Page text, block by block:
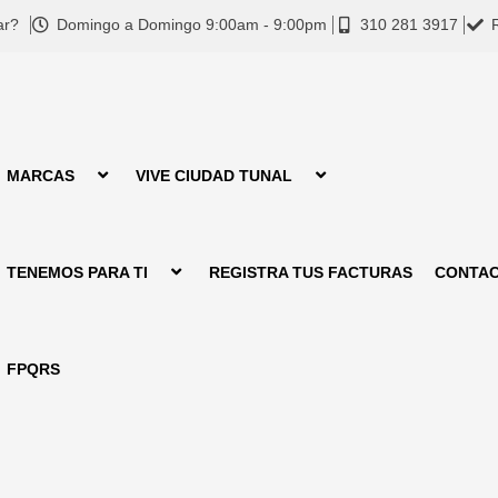
Domingo a Domingo 9:00am - 9:00pm 310 281 3917
MARCAS VIVE CIUDAD TUNAL
TENEMOS PARA TI REGISTRA TUS FACTURAS
FPQRS